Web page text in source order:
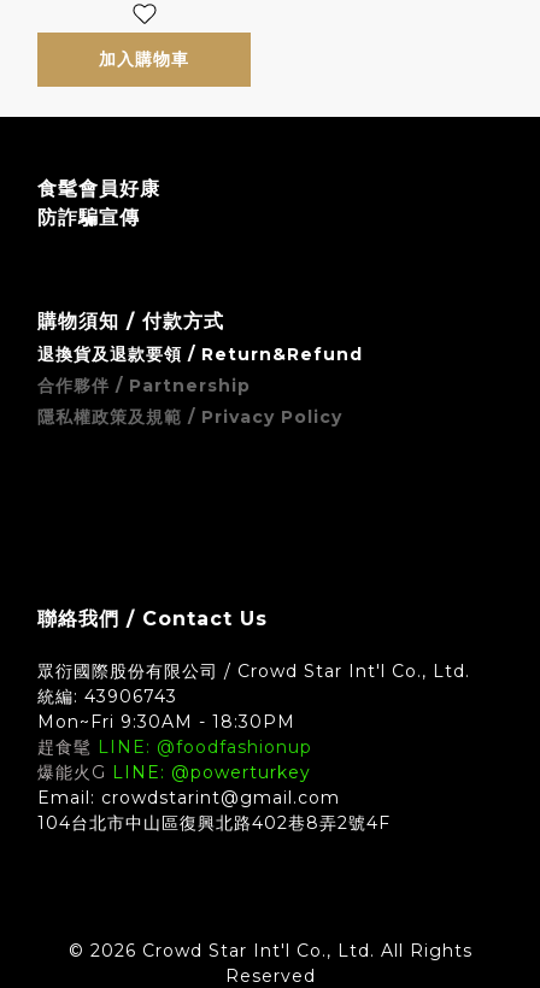
加入購物車
食髦會員好康
防詐騙宣傳
購物須知 / 付款方式
退換貨及退款要領 / Return&Refund
合作夥伴 / Partnership
隱私權政策及規範 / Privacy Policy
聯絡我們 / Contact Us
眾衍國際股份有限公司 / Crowd Star Int'l Co., Ltd.
統編: 43906743
Mon~Fri 9:30AM - 18:30PM
趕食髦 LINE: @foodfashionup
爆能火G LINE: @powerturkey
Email: crowdstarint@gmail.com
104台北市中山區復興北路402巷8弄2號4F
© 2026 Crowd Star Int'l Co., Ltd. All Rights
Reserved